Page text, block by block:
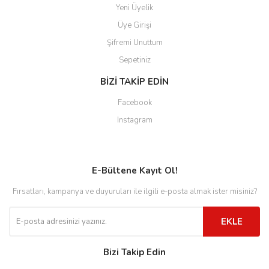
Yeni Üyelik
Üye Girişi
Şifremi Unuttum
Sepetiniz
BİZİ TAKİP EDİN
Facebook
Instagram
E-Bültene Kayıt Ol!
Fırsatları, kampanya ve duyuruları ile ilgili e-posta almak ister misiniz?
EKLE
Bizi Takip Edin